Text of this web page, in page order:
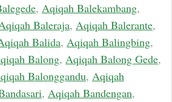
, Aqiqah Balekambang,
Baleraja, Aqiqah Balerante,
Balida, Aqiqah Balingbing,
Balong, Aqiqah Balong Gede,
Balonggandu, Aqiqah
, Aqiqah Bandengan,